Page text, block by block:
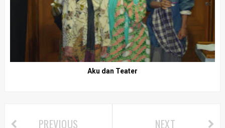
Aku dan Teater
NEXT
PREVIOUS